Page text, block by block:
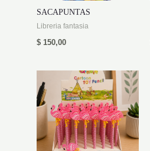
SACAPUNTAS
Libreria fantasia
$ 150,00